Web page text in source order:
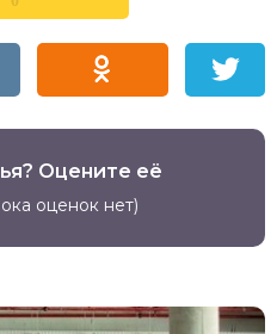
Оцените её
оценок нет)